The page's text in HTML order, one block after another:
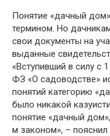
Понятие «дачный
термином. Но
свои документы на
выданные
«Вступивший в силу с
ФЗ «О садоводстве»
понятий категорию
было никакой
понятие «дачный
м законом», –